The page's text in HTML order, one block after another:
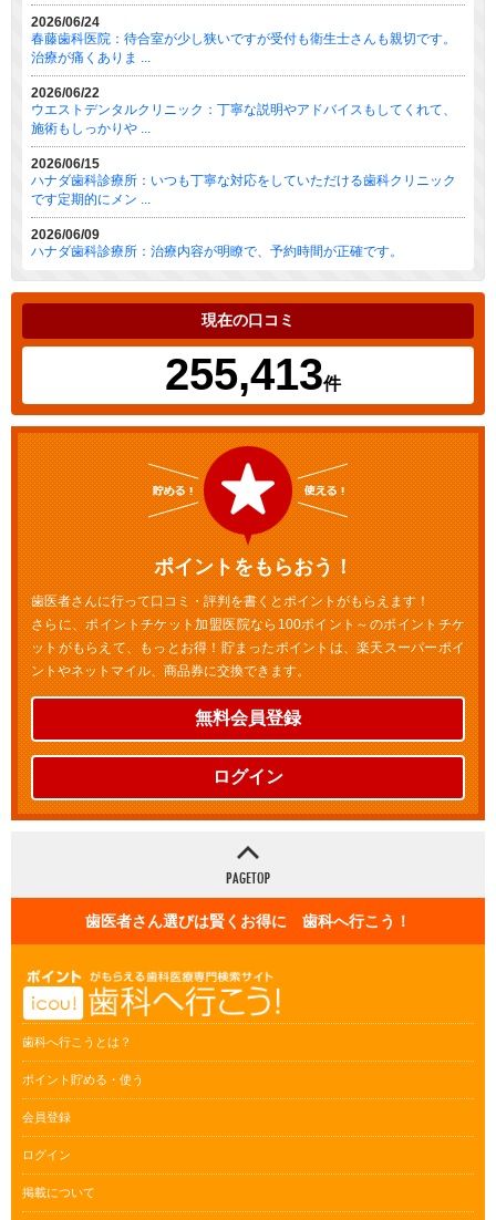
2026/06/24
春藤歯科医院：待合室が少し狭いですが受付も衛生士さんも親切です。
治療が痛くありま ...
2026/06/22
ウエストデンタルクリニック：丁寧な説明やアドバイスもしてくれて、
施術もしっかりや ...
2026/06/15
ハナダ歯科診療所：いつも丁寧な対応をしていただける歯科クリニック
です定期的にメン ...
2026/06/09
ハナダ歯科診療所：治療内容が明瞭で、予約時間が正確です。
現在の口コミ
255,413件
ポイントをもらおう！
歯医者さんに行って口コミ・評判を書くとポイントがもらえます！
さらに、ポイントチケット加盟医院なら100ポイント～のポイントチケ
ットがもらえて、もっとお得！貯まったポイントは、楽天スーパーポイ
ントやネットマイル、商品券に交換できます。
無料会員登録
ログイン
歯医者さん選びは賢くお得に 歯科へ行こう！
歯科へ行こうとは？
ポイント貯める・使う
会員登録
ログイン
掲載について